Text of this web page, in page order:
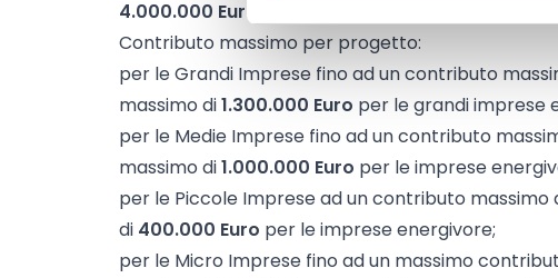
4.000.000 Euro
Contributo massimo per progetto:
per le Grandi Imprese fino ad un contributo
massimo di1.300.000 Euro per le grandi imprese
per le Medie Imprese fino ad un contributo
massimo di1.000.000 Euro per le imprese
per le Piccole Imprese ad un contributo massimo
di 400.000 Euro per le imprese energivore;
per le Micro Imprese fino ad un massimo